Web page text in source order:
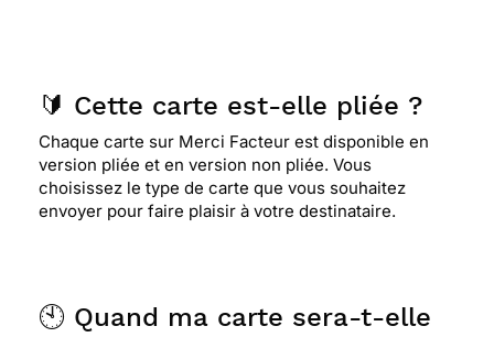
🔰 Cette carte est-elle pliée ?
Chaque carte sur Merci Facteur est disponible en
version pliée et en version non pliée. Vous
choisissez le type de carte que vous souhaitez
envoyer pour faire plaisir à votre destinataire.
🕙 Quand ma carte sera-t-elle